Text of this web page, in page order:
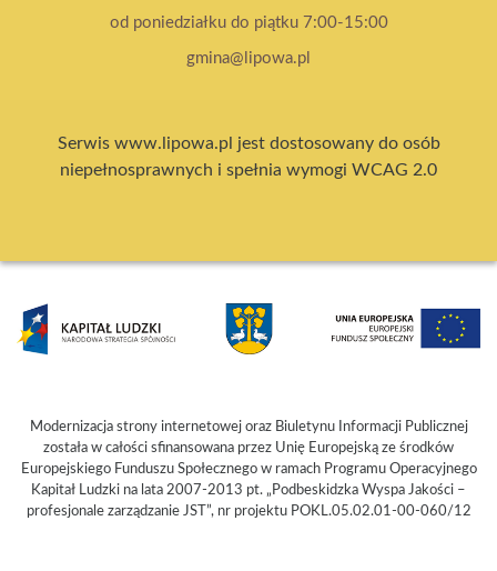
od poniedziałku do piątku 7:00-15:00
gmina@lipowa.pl
Serwis www.lipowa.pl jest dostosowany do osób
niepełnosprawnych i spełnia wymogi WCAG 2.0
Modernizacja strony internetowej oraz Biuletynu Informacji Publicznej
została w całości sfinansowana przez Unię Europejską ze środków
Europejskiego Funduszu Społecznego w ramach Programu Operacyjnego
Kapitał Ludzki na lata 2007-2013 pt. „Podbeskidzka Wyspa Jakości –
profesjonale zarządzanie JST”, nr projektu POKL.05.02.01-00-060/12